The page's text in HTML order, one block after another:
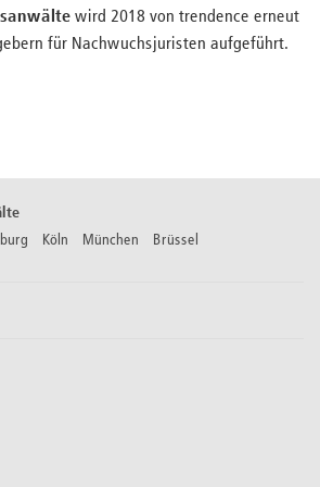
wird 2018 von trendence erneut
für Nachwuchsjuristen aufgeführt.
Köln München Brüssel